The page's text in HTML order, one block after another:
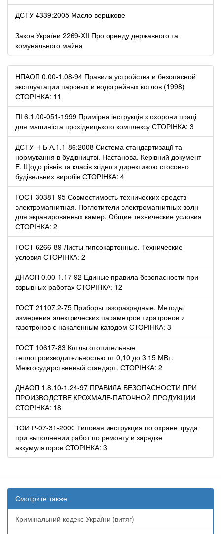
ДСТУ 4339:2005 Масло вершкове
Закон України 2269-XII Про оренду державного та
комунального майна
НПАОП 0.00-1.08-94 Правила устройства и безопасной
эксплуатации паровых и водогрейных котлов (1998)
СТОРІНКА: 11
ПІ 6.1.00-051-1999 Примірна інструкція з охорони праці
для машиніста прохідницького комплексу СТОРІНКА: 3
ДСТУ-Н Б А.1.1-86:2008 Система стандартизації та
нормування в будівництві. Настанова. Керівний документ
Е. Щодо рівнів та класів згідно з директивою стосовно
будівельних виробів СТОРІНКА: 4
ГОСТ 30381-95 Совместимость технических средств
электромагнитная. Поглотители электромагнитных волн
для экранированных камер. Общие технические условия
СТОРІНКА: 2
ГОСТ 6266-89 Листы гипсокартонные. Технические
условия СТОРІНКА: 2
ДНАОП 0.00-1.17-92 Единые правила безопасности при
взрывных работах СТОРІНКА: 12
ГОСТ 21107.2-75 Приборы газоразрядные. Методы
измерения электрических параметров тиратронов и
газотронов с накаленным катодом СТОРІНКА: 3
ГОСТ 10617-83 Котлы отопительные
теплопроизводительностью от 0,10 до 3,15 МВт.
Межгосударственный стандарт. СТОРІНКА: 2
ДНАОП 1.8.10-1.24-97 ПРАВИЛА БЕЗОПАСНОСТИ ПРИ
ПРОИЗВОДСТВЕ КРОХМАЛЕ-ПАТОЧНОЙ ПРОДУКЦИИ
СТОРІНКА: 18
ТОИ Р-07-31-2000 Типовая инструкция по охране труда
при выполнении работ по ремонту и зарядке
аккумуляторов СТОРІНКА: 3
Смотрите также
Кримінальний кодекс України (витяг)